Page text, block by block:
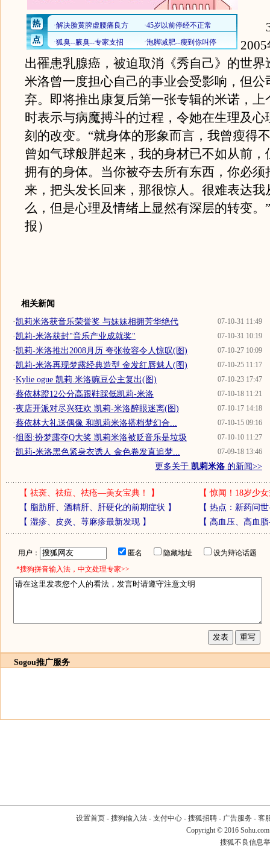
39
出罹患乳腺癌，被迫取消《秀自己》的世界
米洛曾一度担心自己的事业会受影响，但公
弃。即将推出康复后第一张专辑的米诺，上
时表示与病魔搏斗的过程，令她在生理及心
刻的改变。“就身体的形象而言，我曾瘦得
曾如气球般胖起来，我的身材已不如从前，
拥有的身体。当你被夺去所有东西，你必须
来，把头发长回来，那很惊人。很难表达我
么，但是心理及情绪上显然有深层的转变。
报）
相关新闻
07-10-31 11:49
·凯莉米洛获音乐荣誉奖 与妹妹相拥芳华绝代
07-10-31 10:19
·凯莉-米洛获封"音乐产业成就奖"
07-10-27 10:09
·凯莉-米洛推出2008月历 夸张妆容令人惊叹(图)
07-10-25 11:17
·凯莉-米洛再现梦露经典造型 金发红唇魅人(图)
07-10-23 17:47
·Kylie ogue 凯莉.米洛豌豆公主复出(图)
07-10-18 11:21
·蔡依林蹬12公分高跟鞋踩低凯莉-米洛
07-10-17 14:18
·夜店开派对尽兴狂欢 凯莉-米洛醉眼迷离(图)
07-10-15 09:16
·蔡依林大礼送偶像 和凯莉米洛搭档梦幻合...
07-10-10 11:27
·组图:扮梦露夺Q大奖 凯莉米洛被贬音乐是垃圾
07-09-18 13:46
·凯莉-米洛黑色紧身衣诱人 金色卷发直追梦...
更多关于 凯莉米洛 的新闻>>
【 祛斑、祛痘、祛疮—美女宝典！ 】 【惊闻！18岁少
【 脂肪肝、酒精肝、肝硬化的前期症状 】 【 热点：新药问
【 湿疹、皮炎、荨麻疹最新发现】 【 高血压、高血
用户： 匿名 隐藏地址
设为辩论话题
*搜狗拼音输入法，中文处理专家>>
Sogou推广服务
设置首页- 搜狗输入法- 支付中心- 搜狐招聘- 广告服务 - 客
Copyright © 2016
搜狐不良信息